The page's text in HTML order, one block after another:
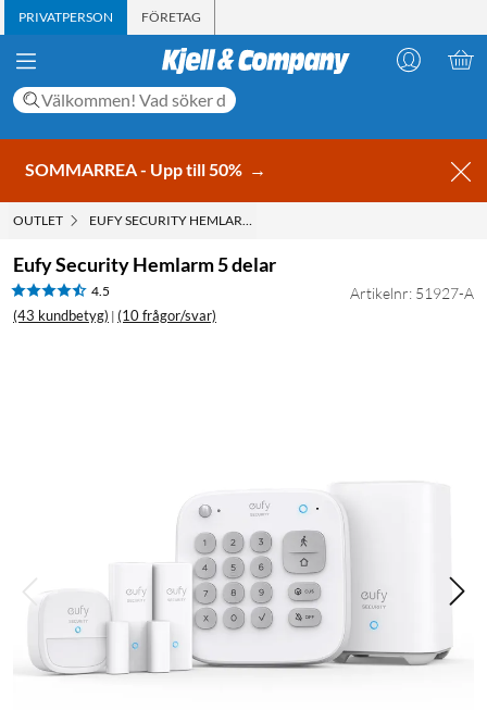
PRIVATPERSON FÖRETAG
SOMMARREA - Upp till 50% →
OUTLET EUFY SECURITY HEMLARM 5 DELAR
Eufy Security Hemlarm 5 delar
4.5
(43 kundbetyg) | (10 frågor/svar)
Artikelnr: 51927-A